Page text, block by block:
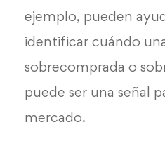
ejemplo, pueden
identificar cuándo
sobrecomprada o
puede ser una señal
mercado.